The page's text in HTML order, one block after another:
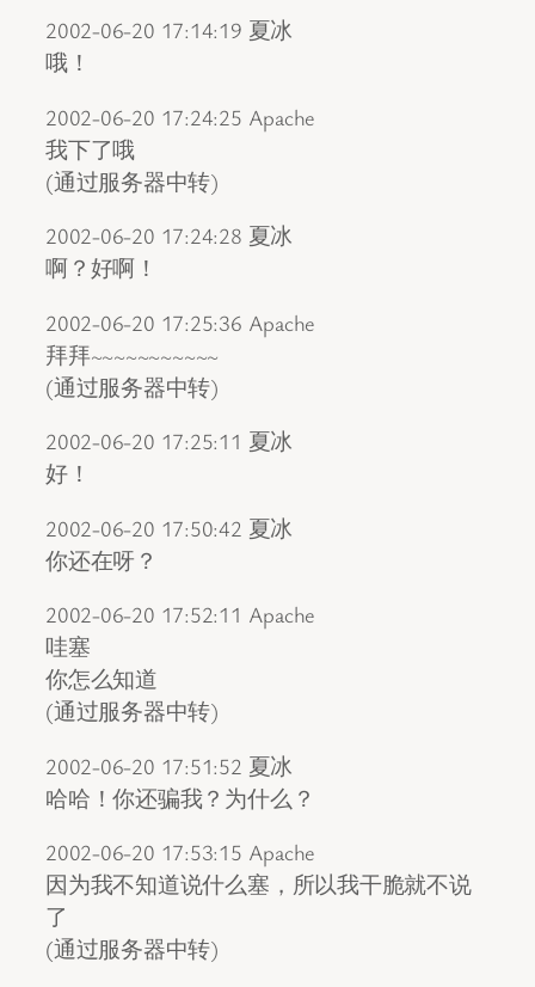
2002-06-20 17:14:19 夏冰
哦！
2002-06-20 17:24:25 Apache
我下了哦
(通过服务器中转)
2002-06-20 17:24:28 夏冰
啊？好啊！
2002-06-20 17:25:36 Apache
拜拜~~~~~~~~~~~
(通过服务器中转)
2002-06-20 17:25:11 夏冰
好！
2002-06-20 17:50:42 夏冰
你还在呀？
2002-06-20 17:52:11 Apache
哇塞
你怎么知道
(通过服务器中转)
2002-06-20 17:51:52 夏冰
哈哈！你还骗我？为什么？
2002-06-20 17:53:15 Apache
因为我不知道说什么塞，所以我干脆就不说
了
(通过服务器中转)